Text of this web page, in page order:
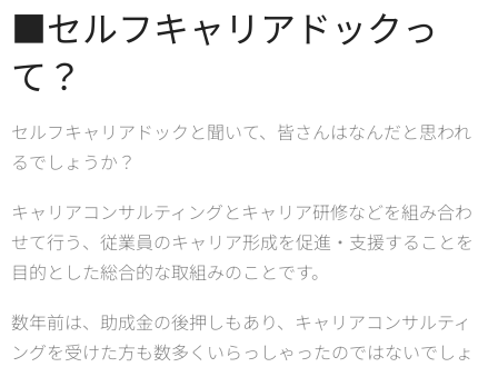
■セルフキャリアドックっ
て？
セルフキャリアドックと聞いて、皆さんはなんだと思われ
るでしょうか？
キャリアコンサルティングとキャリア研修などを組み合わ
せて行う、従業員のキャリア形成を促進・支援することを
目的とした総合的な取組みのことです。
数年前は、助成金の後押しもあり、キャリアコンサルティ
ングを受けた方も数多くいらっしゃったのではないでしょ